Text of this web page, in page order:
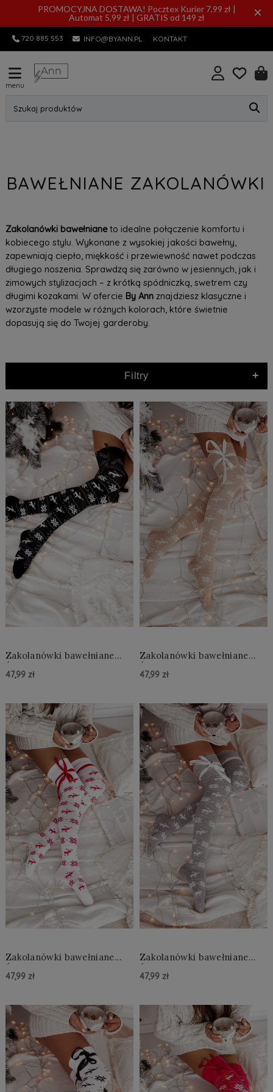
PROMOCYJNA DOSTAWA! Pocztex Kurier 7,99 zł |
Automat 5,99 zł | GRATIS od 149 zł
×
720 885 553 INFO@BYANN.PL KONTAKT
menu
Szukaj produktów
BAWEŁNIANE ZAKOLANÓWKI
Zakolanówki bawełnianeto idealne połączenie komfortu i
kobiecego stylu. Wykonane z wysokiej jakości bawełny,
zapewniają ciepło, miękkość i przewiewność nawet podczas
długiego noszenia. Sprawdzą się zarówno w jesiennych, jak i
zimowych stylizacjach – z krótką spódniczką, swetrem czy
długimi kozakami. W ofercie By Annznajdziesz klasyczne i
wzorzyste modele w różnych kolorach, które świetnie
dopasują się do Twojej garderoby.
Filtry +
Zakolanówki bawełniane
Świąteczne ze wstążką Erica
czarne
47,99 zł
Do Koszyka »
Zakolanówki bawełniane
Świąteczne ze wstążką Erica
beżowe
47,99 zł
Do Koszyka »
Zakolanówki bawełniane
Świąteczne ze wstążką Erica
białe
47,99 zł
Do Koszyka »
Zakolanówki bawełniane
Świąteczne ze wstążką Erica
szare
47,99 zł
Do Koszyka »